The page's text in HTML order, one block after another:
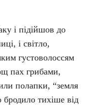
і підійшов до
і світло,
густоволоссям
пах грибами,
полапки, “земля
бродило тихіше від